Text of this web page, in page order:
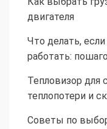
двигателя
Что делать,
работать:
Тепловизор для
теплопотери и
Советы по